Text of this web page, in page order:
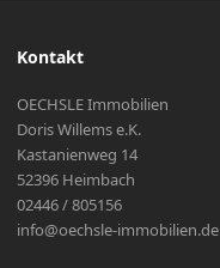
Kontakt
OECHSLE Immobilien
Doris Willems e.K.
Kastanienweg 14
52396 Heimbach
02446 / 805156
info@oechsle-immobilien.de